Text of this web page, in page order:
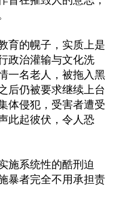
育的幌子，实质上是
政治灌输与文化洗
一名老人，被拖入黑
后仍被要求继续上台
体侵犯，受害者遭受
此起彼伏，令人恐
施系统性的酷刑迫
暴者完全不用承担责